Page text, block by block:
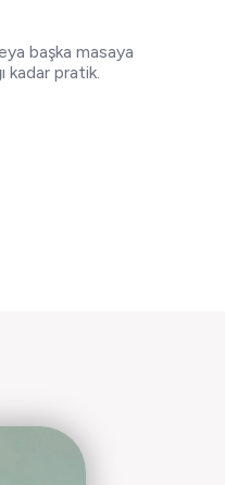
başka masaya
kadar pratik.